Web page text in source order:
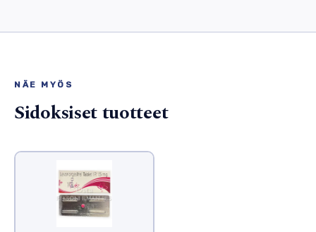
NÄE MYÖS
Sidoksiset tuotteet